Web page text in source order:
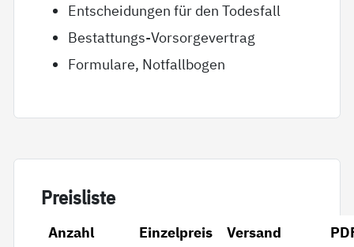
Entscheidungen für den Todesfall
Bestattungs-Vorsorgevertrag
Formulare, Notfallbogen
Preis­lis­te
Anzahl Einzelpreis Versand